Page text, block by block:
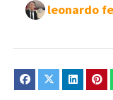
leonardo